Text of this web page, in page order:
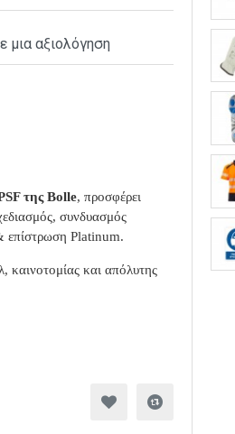
μια αξιολόγηση
της Bolle, προσφέρει
συνδυασμός
επίστρωση Platinum.
καινοτομίας και απόλυτης